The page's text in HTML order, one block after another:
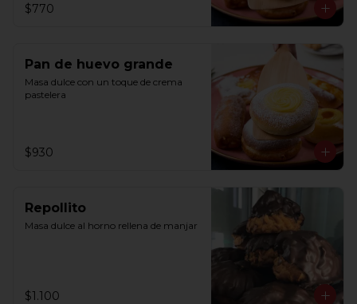
$770
Pan de huevo grande
Masa dulce con un toque de crema
pastelera
$930
Repollito
Masa dulce al horno rellena de manjar
$1.100